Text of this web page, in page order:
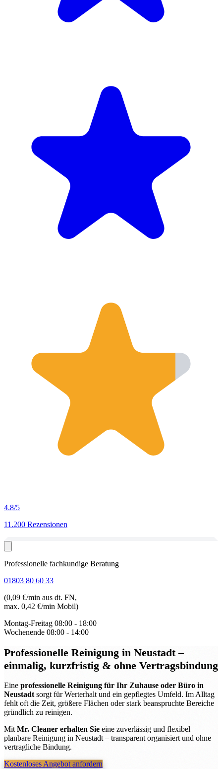
4.8/5
11.200 Rezensionen
Professionelle fachkundige Beratung
01803 80 60 33
(0,09 €/min aus dt. FN,
max. 0,42 €/min Mobil)
Montag-Freitag 08:00 - 18:00
Wochenende 08:00 - 14:00
Professionelle Reinigung in Neustadt–
einmalig, kurzfristig & ohne Vertragsbindung
Eine professionelle Reinigung für Ihr Zuhause oder Büro in
Neustadt sorgt für Werterhalt und ein gepflegtes Umfeld. Im Alltag
fehlt oft die Zeit, größere Flächen oder stark beanspruchte Bereiche
gründlich zu reinigen.
Mit Mr. Cleaner erhalten Sie eine zuverlässig und flexibel
planbare Reinigung in Neustadt – transparent organisiert und ohne
vertragliche Bindung.
Kostenloses Angebot anfordern